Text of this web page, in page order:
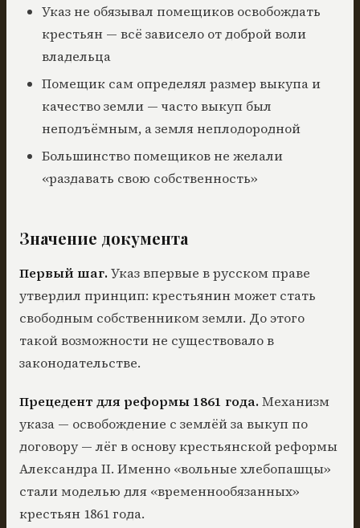
Указ не обязывал помещиков освобождать
крестьян — всё зависело от доброй воли
владельца
Помещик сам определял размер выкупа и
качество земли — часто выкуп был
неподъёмным, а земля неплодородной
Большинство помещиков не желали
«раздавать свою собственность»
Значение документа
Первый шаг. Указ впервые в русском праве
утвердил принцип: крестьянин может стать
свободным собственником земли. До этого
такой возможности не существовало в
законодательстве.
Прецедент для реформы 1861 года. Механизм
указа — освобождение с землёй за выкуп по
договору — лёг в основу крестьянской реформы
Александра II. Именно «вольные хлебопашцы»
стали моделью для «временнообязанных»
крестьян 1861 года.